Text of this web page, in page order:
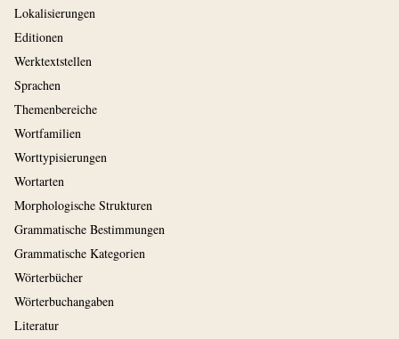
Lokalisierungen
Editionen
Werktextstellen
Sprachen
Themenbereiche
Wortfamilien
Worttypisierungen
Wortarten
Morphologische Strukturen
Grammatische Bestimmungen
Grammatische Kategorien
Wörterbücher
Wörterbuchangaben
Literatur